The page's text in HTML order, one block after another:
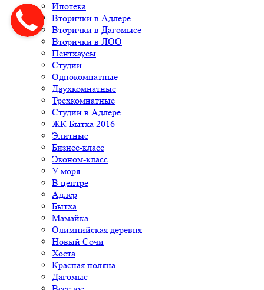
Ипотека
Вторички в Адлере
Вторички в Дагомысе
Вторички в ЛОО
Пентхаусы
Студии
Однокомнатные
Двухкомнатные
Трехкомнатные
Студии в Адлере
ЖК Бытха 2016
Элитные
Бизнес-класс
Эконом-класс
У моря
В центре
Адлер
Бытха
Мамайка
Олимпийская деревня
Новый Сочи
Хоста
Красная поляна
Дагомыс